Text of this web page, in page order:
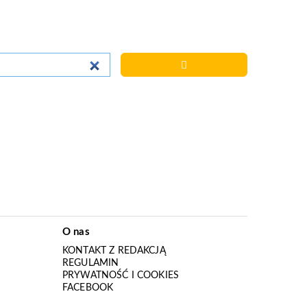
O nas
KONTAKT Z REDAKCJĄ
REGULAMIN
PRYWATNOŚĆ I COOKIES
FACEBOOK